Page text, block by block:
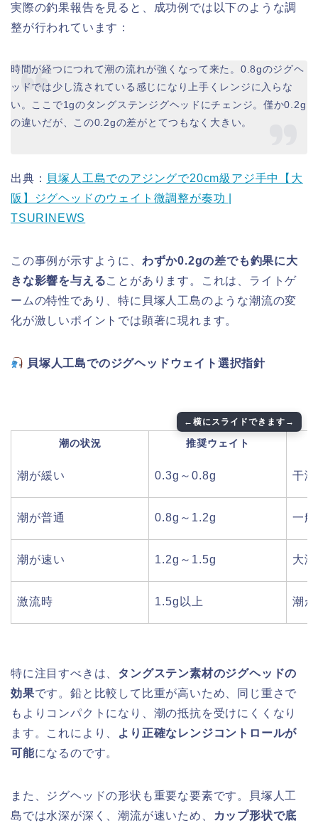
実際の釣果報告を見ると、成功例では以下のような調
整が行われています：
時間が経つにつれて潮の流れが強くなって来た。0.8gのジグヘ
ッドでは少し流されている感じになり上手くレンジに入らな
い。ここで1gのタングステンジグヘッドにチェンジ。僅か0.2g
の違いだが、この0.2gの差がとてつもなく大きい。
出典： 貝塚人工島でのアジングで20cm級アジ手中【大
阪】ジグヘッドのウェイト微調整が奏功 |
TSURINEWS
この事例が示すように、 わずか0.2gの差でも釣果に大
きな影響を与えることがあります。これは、ライトゲ
ームの特性であり、特に貝塚人工島のような潮流の変
化が激しいポイントでは顕著に現れます。
貝塚人工島でのジグヘッドウェイト選択指針
潮の状況 推奨ウェイト
潮が緩い 0.3g～0.8g 干
潮が普通 0.8g～1.2g 一
潮が速い 1.2g～1.5g 大
激流時 1.5g以上 潮
特に注目すべきは、 タングステン素材のジグヘッドの
効果です。鉛と比較して比重が高いため、同じ重さで
もよりコンパクトになり、潮の抵抗を受けにくくなり
ます。これにより、
より正確なレンジコントロールが
可能になるのです。
また、ジグヘッドの形状も重要な要素です。貝塚人工
島では水深が深く、潮流が速いため、
カップ形状で底